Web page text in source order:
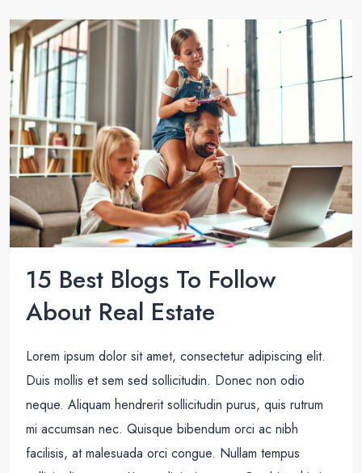
15 Best Blogs To Follow
About Real Estate
Lorem ipsum dolor sit amet, consectetur adipiscing elit.
Duis mollis et sem sed sollicitudin. Donec non odio
neque. Aliquam hendrerit sollicitudin purus, quis rutrum
mi accumsan nec. Quisque bibendum orci ac nibh
facilisis, at malesuada orci congue. Nullam tempus